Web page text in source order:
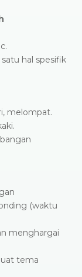
hal spesifik
melompat.
(waktu
menghargai
tema